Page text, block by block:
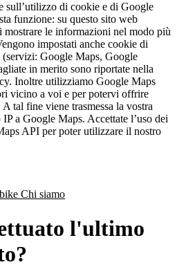
sull’utilizzo di cookie e di Google
funzione: su questo sito web
le informazioni nel modo più
impostati anche cookie di
Google Maps, Google
in merito sono riportate nella
Inoltre utilizziamo Google Maps
vicino a voi e per potervi offrire
tal fine viene trasmessa la vostra
a Google Maps. Accettate l’uso dei
API per poter utilizzare il nostro
Chi siamo
l'ultimo